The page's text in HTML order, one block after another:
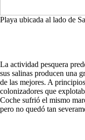
Playa ubicada al lado de
La actividad pesquera
sus salinas producen una
de las mejores. A
colonizadores que
Coche sufrió el mismo
pero no quedó tan